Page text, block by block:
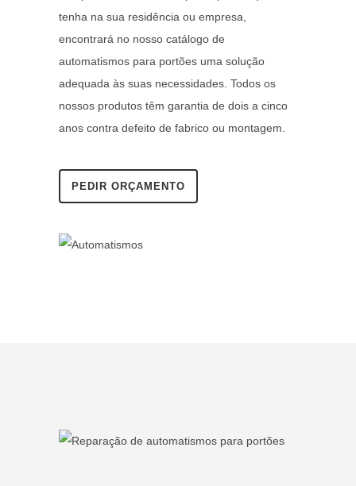
tenha na sua residência ou empresa,
encontrará no nosso catálogo de
automatismos para portões uma solução
adequada às suas necessidades. Todos os
nossos produtos têm garantia de dois a cinco
anos contra defeito de fabrico ou montagem.
PEDIR ORÇAMENTO